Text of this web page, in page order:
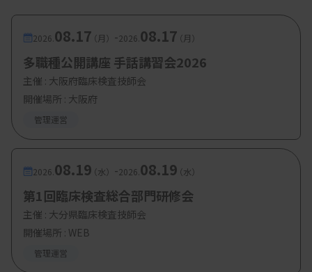
2026. 08.17（月） -2026. 08.17（月）
多職種公開講座 手話講習会2026
主催 : 大阪府臨床検査技師会
開催場所 : 大阪府
管理運営
2026. 08.19（水） -2026. 08.19（水）
第1回臨床検査総合部門研修会
主催 : 大分県臨床検査技師会
開催場所 : WEB
管理運営